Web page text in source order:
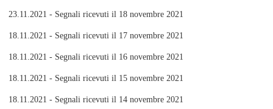
23.11.2021 - Segnali ricevuti il 18 novembre 2021
18.11.2021 - Segnali ricevuti il 17 novembre 2021
18.11.2021 - Segnali ricevuti il 16 novembre 2021
18.11.2021 - Segnali ricevuti il 15 novembre 2021
18.11.2021 - Segnali ricevuti il 14 novembre 2021